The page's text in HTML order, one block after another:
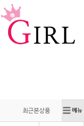
최근본상품